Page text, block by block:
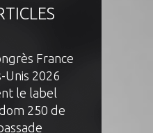
France
Unis 2026
le label
250 de